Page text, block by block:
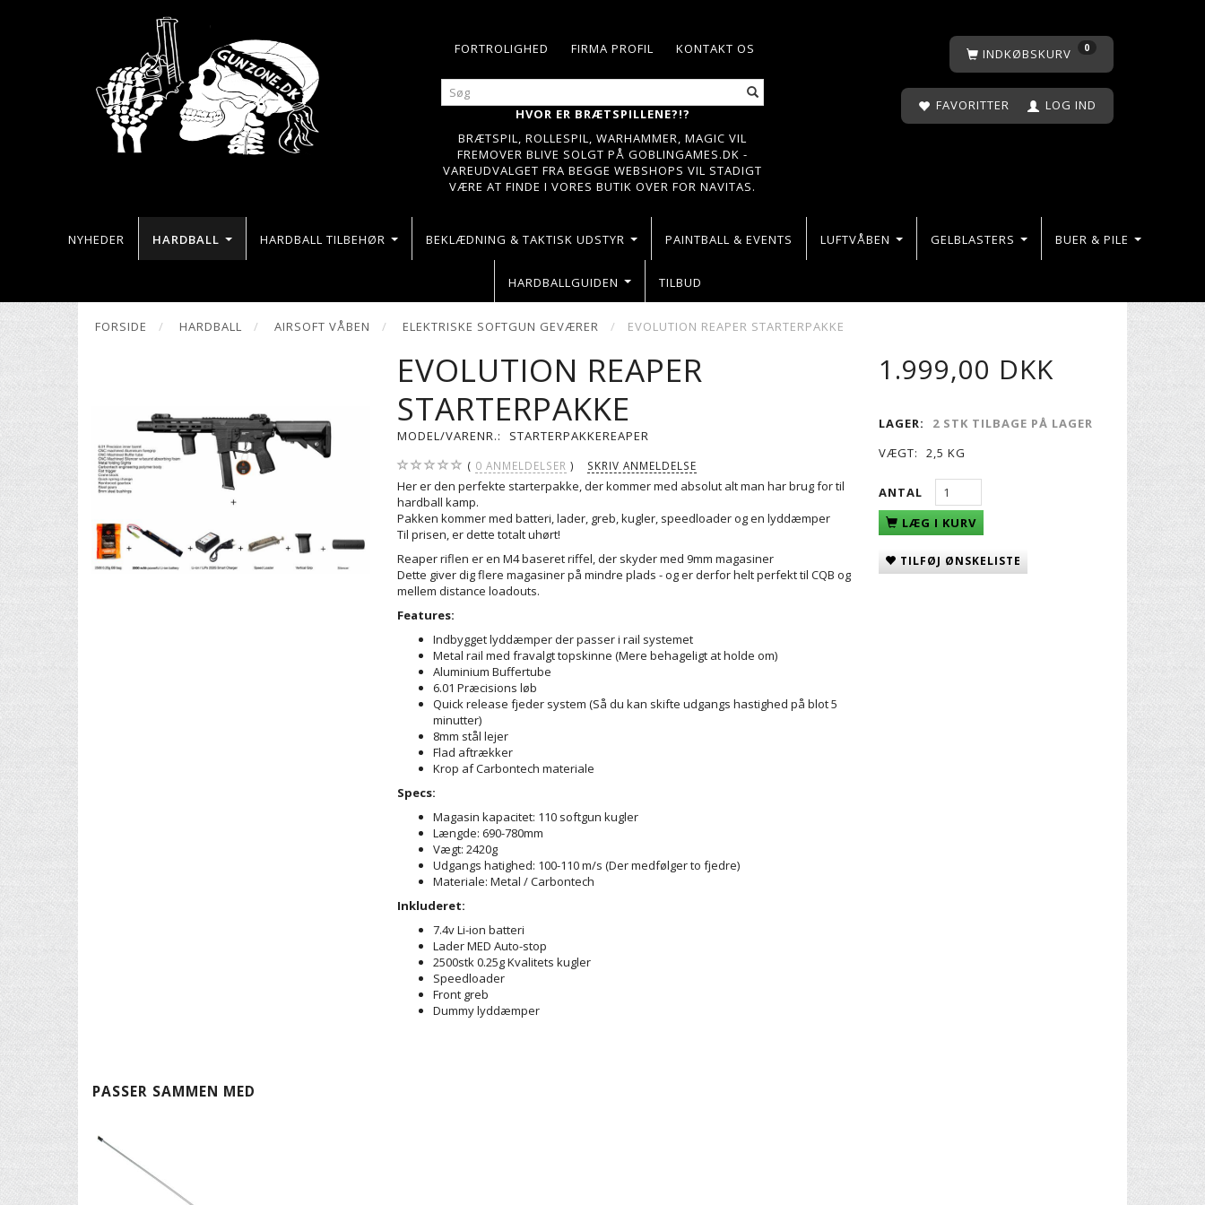
KONTAKT OS
FIRMA PROFIL
FORTROLIGHED
HVOR ER BRÆTSPILLENE?!?
BRÆTSPIL, ROLLESPIL, WARHAMMER, MAGIC VIL
FREMOVER BLIVE SOLGT PÅ GOBLINGAMES.DK -
VAREUDVALGET FRA BEGGE WEBSHOPS VIL STADIGT
VÆRE AT FINDE I VORES BUTIK OVER FOR NAVITAS.
INDKØBSKURV 0
FAVORITTER LOG IND
NYHEDER HARDBALL HARDBALL TILBEHØR BEKLÆDNING & TAKTISK UDSTYR PAINTBALL & EVENTS LUFTVÅBEN GELBLASTERS BUER & PILE
HARDBALLGUIDEN TILBUD
FORSIDE HARDBALL AIRSOFT VÅBEN ELEKTRISKE SOFTGUN GEVÆRER EVOLUTION REAPER STARTERPAKKE
EVOLUTION REAPER
STARTERPAKKE
MODEL/VARENR.: STARTERPAKKEREAPER
0 ANMELDELSER SKRIV ANMELDELSE
Her er den perfekte starterpakke, der kommer med absolut alt man har brug for til
hardball kamp.
Pakken kommer med batteri, lader, greb, kugler, speedloader og en lyddæmper
Til prisen, er dette totalt uhørt!
Reaper riflen er en M4 baseret riffel, der skyder med 9mm magasiner
Dette giver dig flere magasiner på mindre plads - og er derfor helt perfekt til CQB og
mellem distance loadouts.
Features:
Indbygget lyddæmper der passer i rail systemet
Metal rail med fravalgt topskinne (Mere behageligt at holde om)
Aluminium Buffertube
6.01 Præcisions løb
Quick release fjeder system (Så du kan skifte udgangs hastighed på blot 5
minutter)
8mm stål lejer
Flad aftrækker
Krop af Carbontech materiale
Specs:
Magasin kapacitet: 110 softgun kugler
Længde: 690-780mm
Vægt: 2420g
Udgangs hatighed: 100-110 m/s (Der medfølger to fjedre)
Materiale: Metal / Carbontech
Inkluderet:
7.4v Li-ion batteri
Lader MED Auto-stop
2500stk 0.25g Kvalitets kugler
Speedloader
Front greb
Dummy lyddæmper
1.999,00 DKK
LAGER:
2 STK TILBAGE PÅ LAGER
VÆGT:
2,5 KG
ANTAL
LÆG I KURV
TILFØJ ØNSKELISTE
PASSER SAMMEN MED